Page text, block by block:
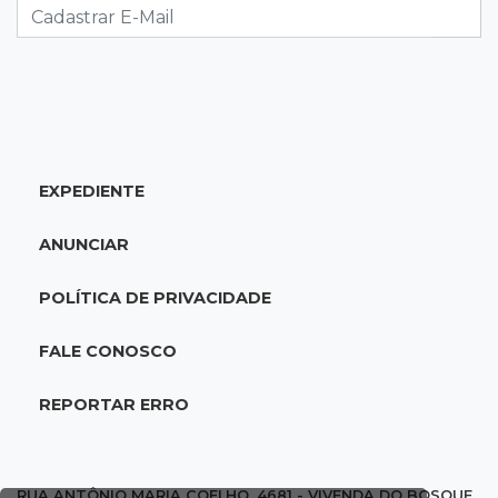
até matar seu cachorro
07:46Cozinha sobre rodas
até “chirros” dentro do carro
Praticar esportes juntos fortalece a relação
no Canadá
EXPEDIENTE
ANUNCIAR
POLÍTICA DE PRIVACIDADE
FALE CONOSCO
REPORTAR ERRO